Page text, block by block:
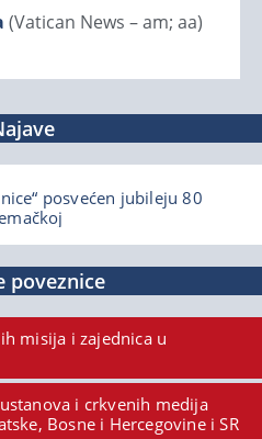
(Vatican News – am; aa)
posvećen jubileju 80
poveznice
misija i zajednica u
i crkvenih medija
Bosne i Hercegovine i SR